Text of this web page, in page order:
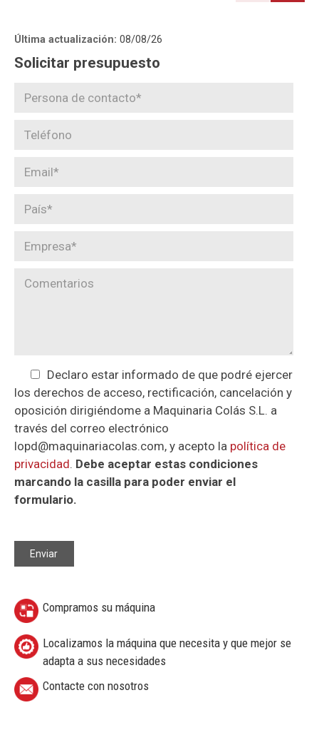
Última actualización: 08/08/26
Solicitar presupuesto
Declaro estar informado de que podré ejercer
los derechos de acceso, rectificación, cancelación y
oposición dirigiéndome a Maquinaria Colás S.L. a
través del correo electrónico
lopd@maquinariacolas.com, y acepto la política de
privacidad. Debe aceptar estas condiciones
marcando la casilla para poder enviar el
formulario.
Compramos su máquina
Localizamos la máquina que necesita y que mejor se
adapta a sus necesidades
Contacte con nosotros